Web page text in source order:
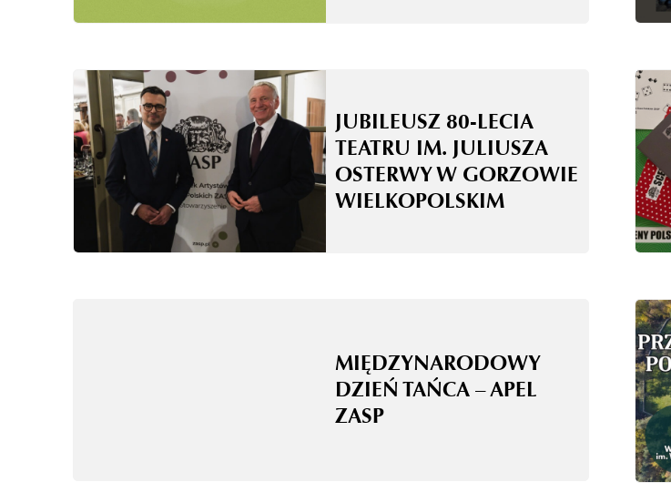
JUBILEUSZ 80-LECIA
TEATRU IM. JULIUSZA
OSTERWY W GORZOWIE
WIELKOPOLSKIM
MIĘDZYNARODOWY
DZIEŃ TAŃCA – APEL
ZASP